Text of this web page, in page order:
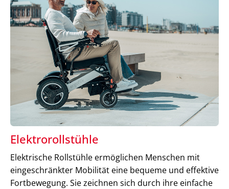
Elektrorollstühle
Elektrische Rollstühle ermöglichen Menschen mit
eingeschränkter Mobilität eine bequeme und effektive
Fortbewegung. Sie zeichnen sich durch ihre einfache